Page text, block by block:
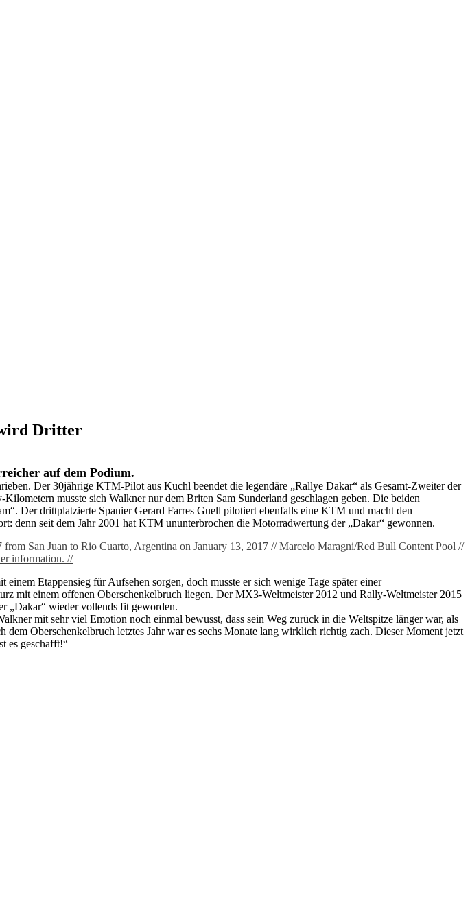
Dritter
auf dem Podium.
Der 30jährige KTM-Pilot aus Kuchl beendet die legendäre „Rallye Dakar“ als Gesamt-Zweiter der
musste sich Walkner nur dem Briten Sam Sunderland geschlagen geben. Die beiden
Der drittplatzierte Spanier Gerard Farres Guell pilotiert ebenfalls eine KTM und macht den
denn seit dem Jahr 2001 hat KTM ununterbrochen die Motorradwertung der „Dakar“ gewonnen.
Etappensieg für Aufsehen sorgen, doch musste er sich wenige Tage später einer
mit einem offenen Oberschenkelbruch liegen. Der MX3-Weltmeister 2012 und Rally-Weltmeister 2015
„Dakar“ wieder vollends fit geworden.
mit sehr viel Emotion noch einmal bewusst, dass sein Weg zurück in die Weltspitze länger war, als
Oberschenkelbruch letztes Jahr war es sechs Monate lang wirklich richtig zach. Dieser Moment jetzt
es geschafft!“